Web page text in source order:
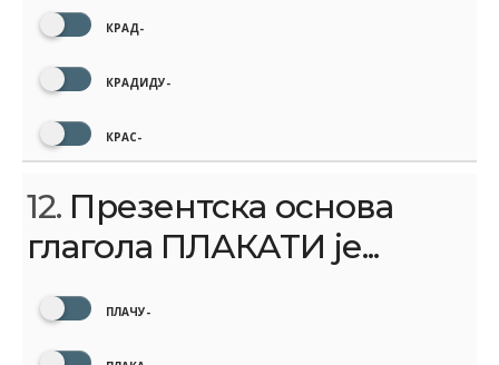
КРАД-
КРАДИДУ-
КРАС-
12. Презентска основа
глагола ПЛАКАТИ је...
ПЛАЧУ-